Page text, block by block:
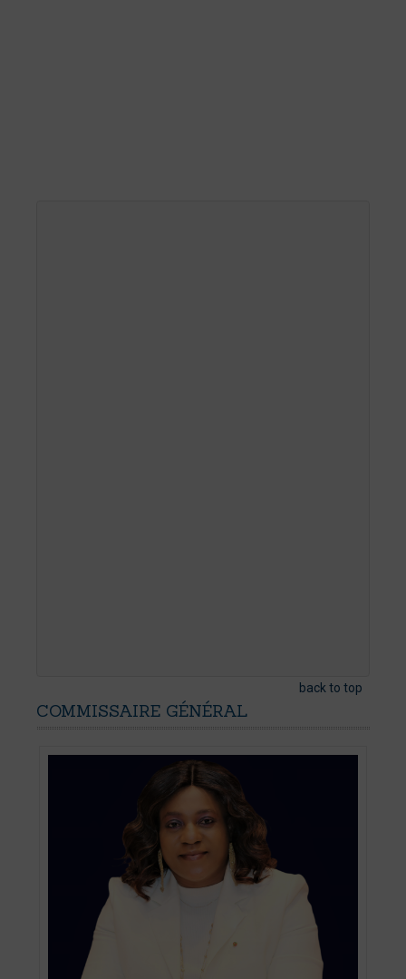
back to top
COMMISSAIRE GÉNÉRAL